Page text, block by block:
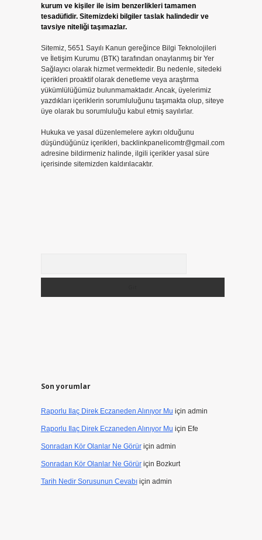
kurum ve kişiler ile isim benzerlikleri tamamen
tesadüfidir. Sitemizdeki bilgiler taslak halindedir ve
tavsiye niteliği taşımazlar.
Sitemiz, 5651 Sayılı Kanun gereğince Bilgi Teknolojileri
ve İletişim Kurumu (BTK) tarafından onaylanmış bir Yer
Sağlayıcı olarak hizmet vermektedir. Bu nedenle, sitedeki
içerikleri proaktif olarak denetleme veya araştırma
yükümlülüğümüz bulunmamaktadır. Ancak, üyelerimiz
yazdıkları içeriklerin sorumluluğunu taşımakta olup, siteye
üye olarak bu sorumluluğu kabul etmiş sayılırlar.
Hukuka ve yasal düzenlemelere aykırı olduğunu
düşündüğünüz içerikleri, backlinkpanelicomtr@gmail.com
adresine bildirmeniz halinde, ilgili içerikler yasal süre
içerisinde sitemizden kaldırılacaktır.
Son yorumlar
Raporlu Ilaç Direk Eczaneden Alınıyor Mu için admin
Raporlu Ilaç Direk Eczaneden Alınıyor Mu için Efe
Sonradan Kör Olanlar Ne Görüriçin admin
Sonradan Kör Olanlar Ne Görüriçin Bozkurt
Tarih Nedir Sorusunun Cevabıiçin admin